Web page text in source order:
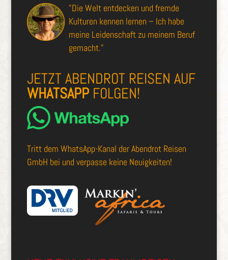
"Die Welt entdecken und fremde
Kulturen kennen lernen – Ich habe
meine Leidenschaft zu meinem Beruf
gemacht."
JETZT ABENDROT REISEN AUF
WHATSAPPFOLGEN!
Tritt dem WhatsApp-Kanal der Abendrot Reisen
GmbH bei und verpasse keine Neuigkeiten!